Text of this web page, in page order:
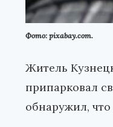
Фото: pixabay.com.
Житель
припарковал
обнаружил,